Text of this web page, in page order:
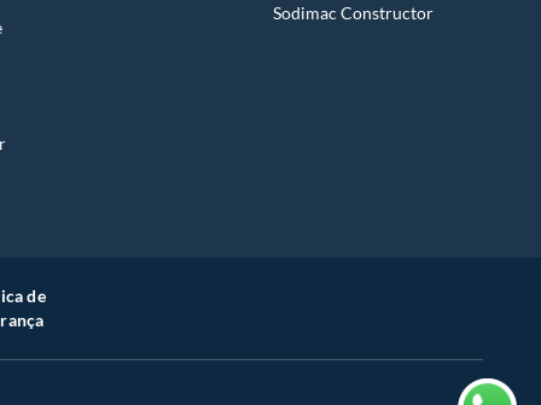
Sodimac Constructor
de